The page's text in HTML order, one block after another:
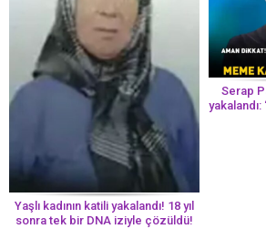
Yaşlı kadının katili yakalandı! 18 yıl
sonra tek bir DNA iziyle çözüldü!
Serap
yakalandı: